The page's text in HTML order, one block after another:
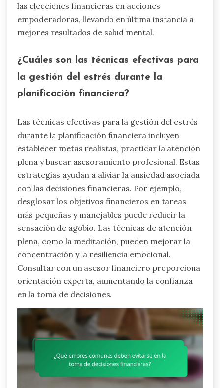
las elecciones financieras en acciones
empoderadoras, llevando en última instancia a
mejores resultados de salud mental.
¿Cuáles son las técnicas efectivas para
la gestión del estrés durante la
planificación financiera?
Las técnicas efectivas para la gestión del estrés
durante la planificación financiera incluyen
establecer metas realistas, practicar la atención
plena y buscar asesoramiento profesional. Estas
estrategias ayudan a aliviar la ansiedad asociada
con las decisiones financieras. Por ejemplo,
desglosar los objetivos financieros en tareas
más pequeñas y manejables puede reducir la
sensación de agobio. Las técnicas de atención
plena, como la meditación, pueden mejorar la
concentración y la resiliencia emocional.
Consultar con un asesor financiero proporciona
orientación experta, aumentando la confianza
en la toma de decisiones.